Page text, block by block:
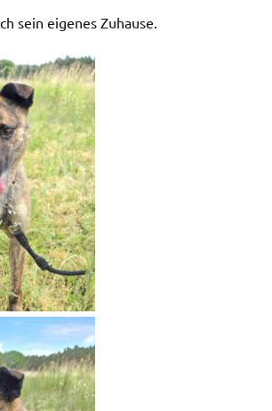
sein eigenes Zuhause.